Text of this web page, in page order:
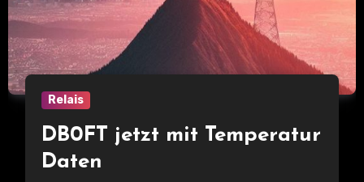
Relais
DB0FT jetzt mit Temperatur
Daten